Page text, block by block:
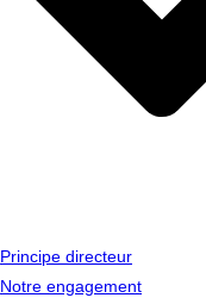
Principe directeur
Notre engagement